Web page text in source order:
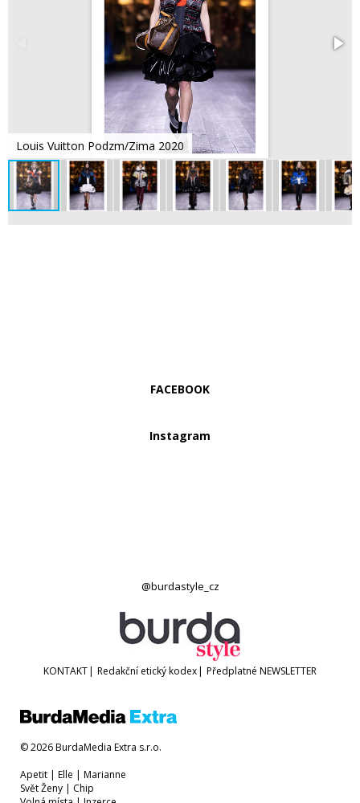
Louis Vuitton Podzm/Zima 2020
FACEBOOK
Instagram
@burdastyle_cz
KONTAKT| Redakční etický kodex| Předplatné NEWSLETTER
© 2026 BurdaMedia Extra s.r.o.
Apetit | Elle | Marianne
Svět Ženy | Chip